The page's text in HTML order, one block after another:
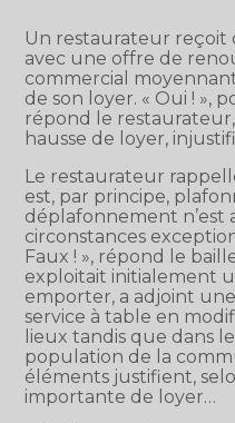
Un restaurateur reçoit
avec une offre de
commercial
de son loyer. « Oui ! »,
répond le restaurateur,
hausse de loyer,
Le restaurateur
est, par principe,
déplafonnement n’est
circonstances
Faux ! », répond le
exploitait initialement
emporter, a adjoint
service à table en
lieux tandis que dans
population de la
éléments justifient,
importante de loyer…